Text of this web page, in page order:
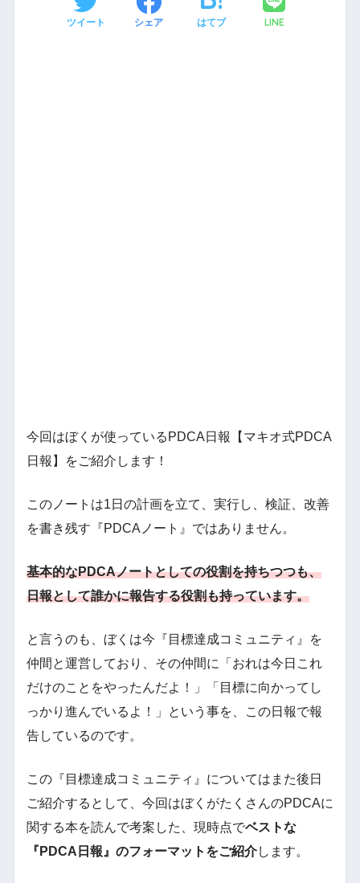
ツイート シェア はてブ LINE
今回はぼくが使っているPDCA日報【マキオ式PDCA
日報】をご紹介します！
このノートは1日の計画を立て、実行し、検証、改善
を書き残す『PDCAノート』ではありません。
基本的なPDCAノートとしての役割を持ちつつも、
日報として誰かに報告する役割も持っています。
と言うのも、ぼくは今『目標達成コミュニティ』を
仲間と運営しており、その仲間に「おれは今日これ
だけのことをやったんだよ！」「目標に向かってし
っかり進んでいるよ！」という事を、この日報で報
告しているのです。
この『目標達成コミュニティ』についてはまた後日
ご紹介するとして、今回はぼくがたくさんのPDCAに
関する本を読んで考案した、現時点でベストな
『PDCA日報』のフォーマットをご紹介します。